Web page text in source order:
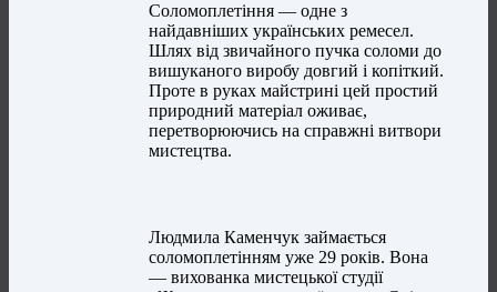
Соломоплетіння — одне з
найдавніших українських ремесел.
Шлях від звичайного пучка соломи до
вишуканого виробу довгий і копіткий.
Проте в руках майстрині цей простий
природний матеріал оживає,
перетворюючись на справжні витвори
мистецтва.
Людмила Каменчук займається
соломоплетінням уже 29 років. Вона
— вихованка мистецької студії